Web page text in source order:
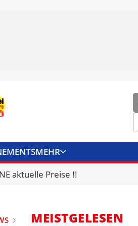
MEHR
KONTAKT
aktuelle Preise !!
MEISTGELESEN